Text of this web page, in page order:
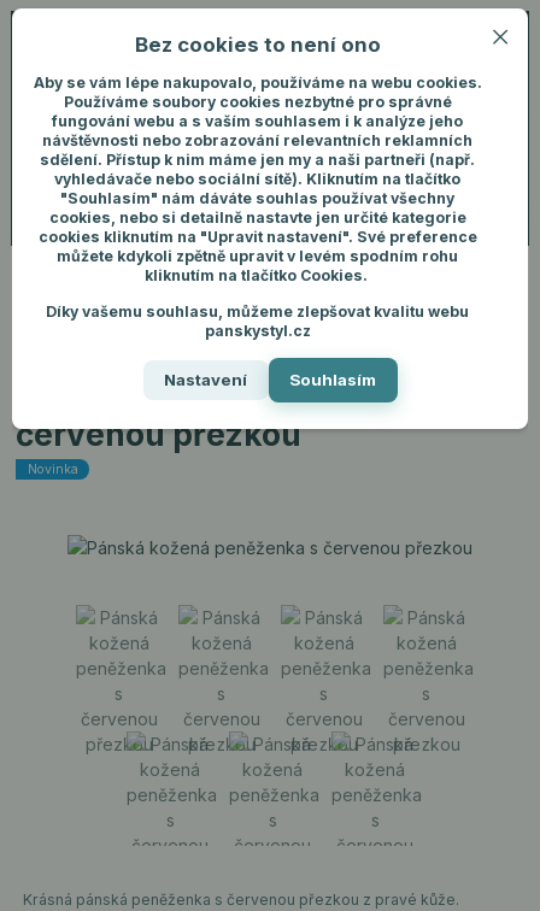
Menu
+420 731 292 460
Přihlášení
Hledat
ks
Úvod Pánské doplňky Peněženky
Pánská kožená peněženka s
Pánská kožená peněženka s
červenou přezkou
Novinka
Krásná pánská peněženka s červenou přezkou z pravé kůže.
Bez cookies to není ono
Aby se vám lépe nakupovalo, používáme na webu cookies.
Používáme soubory cookies nezbytné pro správné
fungování webu a s vaším souhlasem i k analýze jeho
návštěvnosti nebo zobrazování relevantních reklamních
sdělení. Přístup k nim máme jen my a naši partneři (např.
vyhledávače nebo sociální sítě). Kliknutím na tlačítko
"Souhlasím" nám dáváte souhlas používat všechny
cookies, nebo si detailně nastavte jen určité kategorie
cookies kliknutím na "Upravit nastavení". Své preference
můžete kdykoli zpětně upravit v levém spodním rohu
kliknutím na tlačítko Cookies.
Díky vašemu souhlasu, můžeme zlepšovat kvalitu webu
panskystyl.cz
Nastavení Souhlasím